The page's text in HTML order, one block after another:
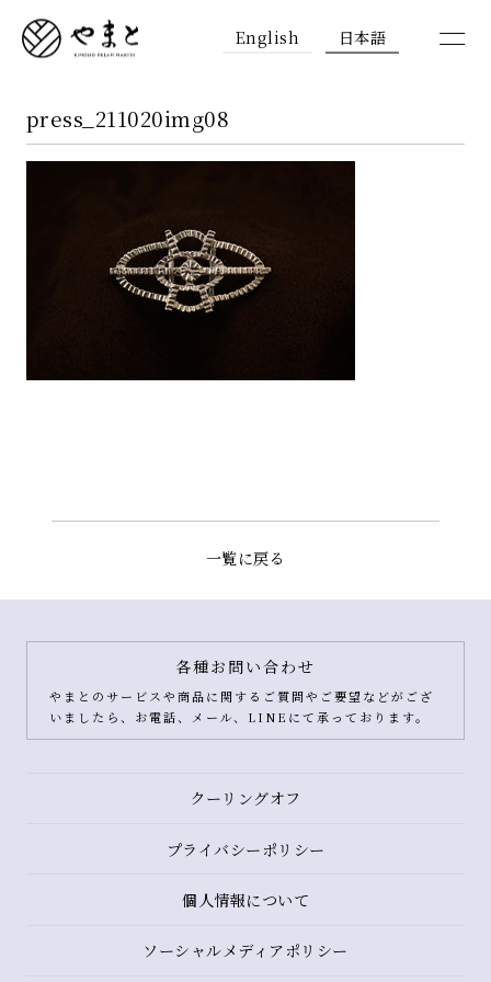
English 日本語
press_211020img08
一覧に戻る
各種お問い合わせ
やまとのサービスや商品に関するご質問やご要望などがござ
いましたら、お電話、メール、LINEにて承っております。
クーリングオフ
プライバシーポリシー
個人情報について
ソーシャルメディアポリシー